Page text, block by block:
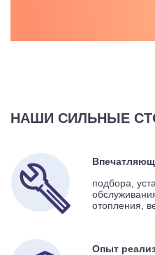
НАШИ СИЛЬНЫЕ
подбора,
отопления,
Опыт